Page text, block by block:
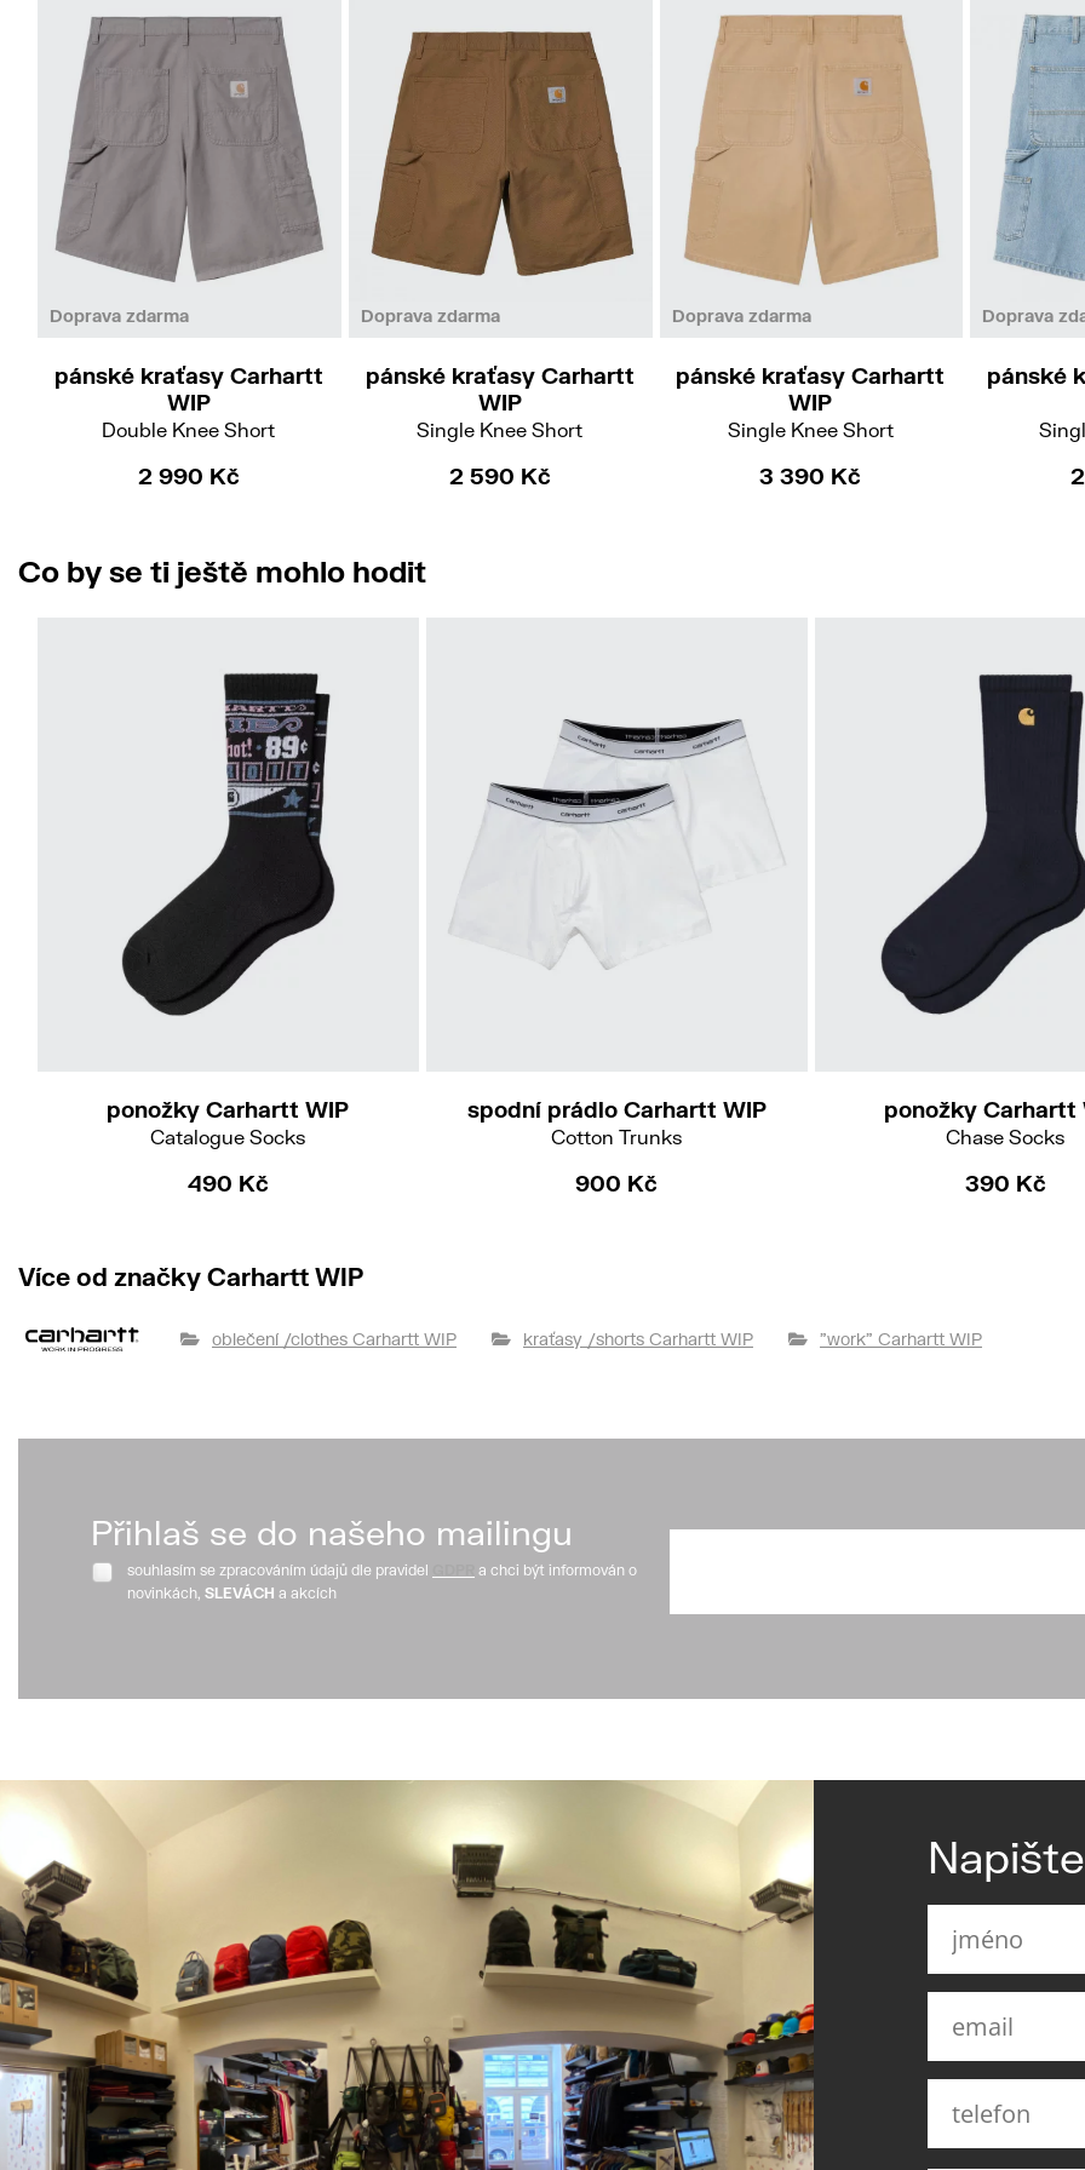
Doprava zdarma
31
pánské kraťasy Carhartt
WIP
Double Knee Short
2 990 Kč
Doprava zdarma
27
pánské kraťasy Carhartt
WIP
Single Knee Short
2 590 Kč
Doprava zdarma
36
pánské kraťasy Carhartt
WIP
Single Knee Short
3 390 Kč
Doprava
pánské
Co by se ti ještě mohlo hodit
ponožky Carhartt WIP
Catalogue Socks
490 Kč
spodní prádlo Carhartt WIP
Cotton Trunks
900 Kč
ponožky Carhartt
Chase Socks
390 Kč
Více od značky Carhartt WIP
oblečení /clothes Carhartt WIP kraťasy /shorts Carhartt WIP "work" Carhartt WIP
Přihlaš se do našeho mailingu
souhlasím se zpracováním údajů dle pravidel
a chci být informován o
novinkách, SLEVÁCH a akcích